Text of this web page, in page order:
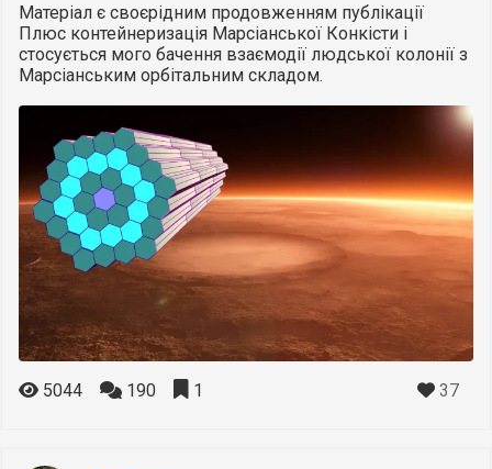
Матеріал є своєрідним продовженням публікації
Плюс контейнеризація Марсіанської Конкісти і
стосується мого бачення взаємодії людської колонії з
Марсіанським орбітальним складом.
5044 190 1 37